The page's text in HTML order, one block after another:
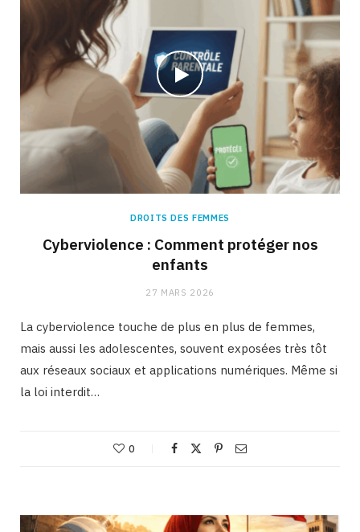
DROITS DES FEMMES
Cyberviolence : Comment protéger nos
enfants
27 MARS 2026
La cyberviolence touche de plus en plus de femmes,
mais aussi les adolescentes, souvent exposées très tôt
aux réseaux sociaux et applications numériques. Même si
la loi interdit…
0